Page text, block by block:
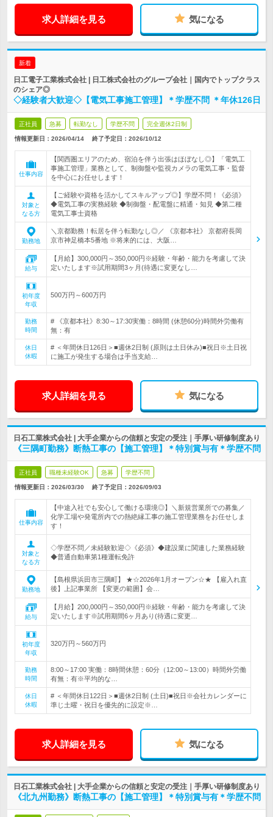
求人詳細を見る 気になる
新着
日工電子工業株式会社 | 日工株式会社のグループ会社｜国内でトップクラス
のシェア◎
◇経験者大歓迎◇【電気工事施工管理】＊学歴不問 ＊年休126日
正社員 急募 転勤なし 学歴不問 完全週休2日制
情報更新日：2026/04/14 終了予定日： 2026/10/12
仕事内容
【関西圏エリアのため、宿泊を伴う出張はほぼなし◎】「電気工
事施工管理」業務として、制御盤や監視カメラの電気工事・監督
を中心にお任せします！
対象と
なる方
【ご経験や資格を活かしてスキルアップ◎】学歴不問！《必須》
◆電気工事の実務経験 ◆制御盤・配電盤に精通・知見 ◆第二種
電気工事士資格
勤務地
＼京都勤務！転居を伴う転勤なし◎／ 《京都本社》 京都府長岡
京市神足橋本5番地 ※将来的には、大阪…
給与
【月給】300,000円～350,000円※経験・年齢・能力を考慮して決
定いたします※試用期間3ヶ月(待遇に変更なし…
初年度
年収
500万円～600万円
勤務
時間
# 《京都本社》8:30～17:30実働：8時間 (休憩60分)時間外労働有
無：有
休日
休暇
# ＜年間休日126日＞■週休2日制 (原則は土日休み)■祝日※土日祝
に施工が発生する場合は手当支給…
求人詳細を見る 気になる
日石工業株式会社 | 大手企業からの信頼と安定の受注｜手厚い研修制度あり
《三隅町勤務》断熱工事の【施工管理】＊特別賞与有＊学歴不問
正社員 職種未経験OK 急募 学歴不問
情報更新日：2026/03/30 終了予定日： 2026/09/03
仕事内容
【中途入社でも安心して働ける環境◎】＼新規営業所での募集／
化学工場や発電所内での熱絶縁工事の施工管理業務をお任せしま
す！
対象と
なる方
◇学歴不問／未経験歓迎◇《必須》◆建設業に関連した業務経験
◆普通自動車第1種運転免許
勤務地
【島根県浜田市三隅町】 ★☆2026年1月オープン☆★ 【雇入れ直
後】上記事業所 【変更の範囲】会…
給与
【月給】200,000円～350,000円※経験・年齢・能力を考慮して決
定いたします※試用期間6ヶ月あり(待遇に変更…
初年度
年収
320万円～560万円
勤務
時間
8:00～17:00 実働：8時間休憩：60分（12:00～13:00）時間外労働
有無：有※平均的な…
休日
休暇
# ＜年間休日122日＞■週休2日制 (土日)■祝日※会社カレンダーに
準じ土曜・祝日を優先的に設定※…
求人詳細を見る 気になる
日石工業株式会社 | 大手企業からの信頼と安定の受注｜手厚い研修制度あり
《北九州勤務》断熱工事の【施工管理】＊特別賞与有＊学歴不問